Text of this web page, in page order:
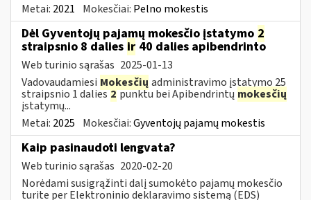
Metai: 2021 Mokesčiai: Pelno mokestis
Dėl Gyventojų pajamų mokesčio įstatymo 2
straipsnio 8 dalies ir 40 dalies apibendrinto
Web turinio sąrašas 2025-01-13
Vadovaudamiesi Mokesčių administravimo įstatymo 25
straipsnio 1 dalies2punktu bei Apibendrintų mokesčių
įstatymų...
Metai: 2025 Mokesčiai:Gyventojų pajamų mokestis
Kaip pasinaudoti lengvata?
Web turinio sąrašas 2020-02-20
Norėdami susigrąžinti dalį sumokėto pajamų mokesčio
turite per Elektroninio deklaravimo sistemą (EDS)